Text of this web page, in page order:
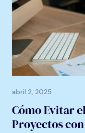
abril 2, 2025
Cómo Evitar
Proyectos